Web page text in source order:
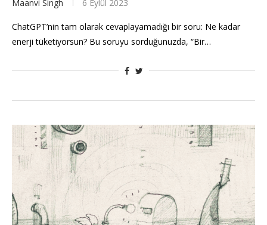
Maanvi Singh 6 Eylül 2023
ChatGPT’nin tam olarak cevaplayamadığı bir soru: Ne kadar
enerji tüketiyorsun? Bu soruyu sorduğunuzda, “Bir…